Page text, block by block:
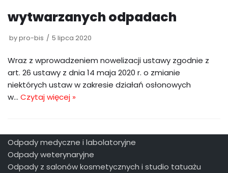
wytwarzanych odpadach
bypro-bis 5 lipca 2020
Wraz z wprowadzeniem nowelizacji ustawy zgodnie z
art. 26 ustawy z dnia 14 maja 2020 r. o zmianie
niektórych ustaw w zakresie działań osłonowych
w… Czytaj więcej »
Odpady medyczne i labolatoryjne
Odpady weterynaryjne
Odpady z salonów kosmetycznych i studio tatuażu